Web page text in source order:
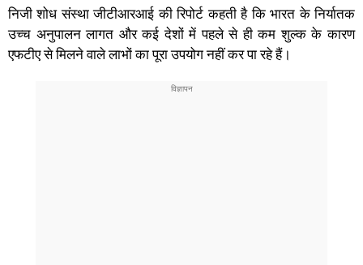
निजी शोध संस्था जीटीआरआई की रिपोर्ट कहती है कि भारत के निर्यातक
उच्च अनुपालन लागत और कई देशों में पहले से ही कम शुल्क के कारण
एफटीए से मिलने वाले लाभों का पूरा उपयोग नहीं कर पा रहे हैं।